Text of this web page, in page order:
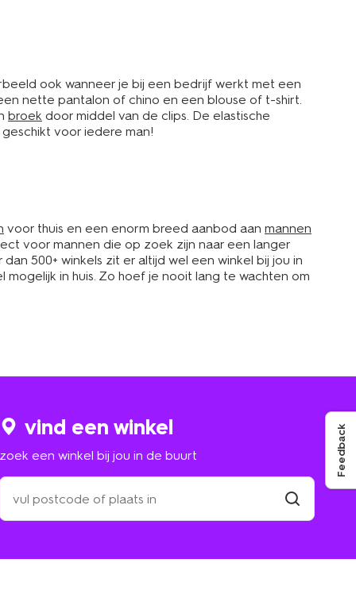
Feedback
ook wanneer je bij een bedrijf werkt met een
nette pantalon of chino en een blouse of t-shirt.
broek door middel van de clips. De elastische
voor iedere man!
voor thuis en een enorm breed aanbod aan mannen
voor mannen die op zoek zijn naar een langer
500+ winkels zit er altijd wel een winkel bij jou in
in huis. Zo hoef je nooit lang te wachten om
vind een winkel
zoek een winkel bij jou in de buurt
zoek
een
winkel